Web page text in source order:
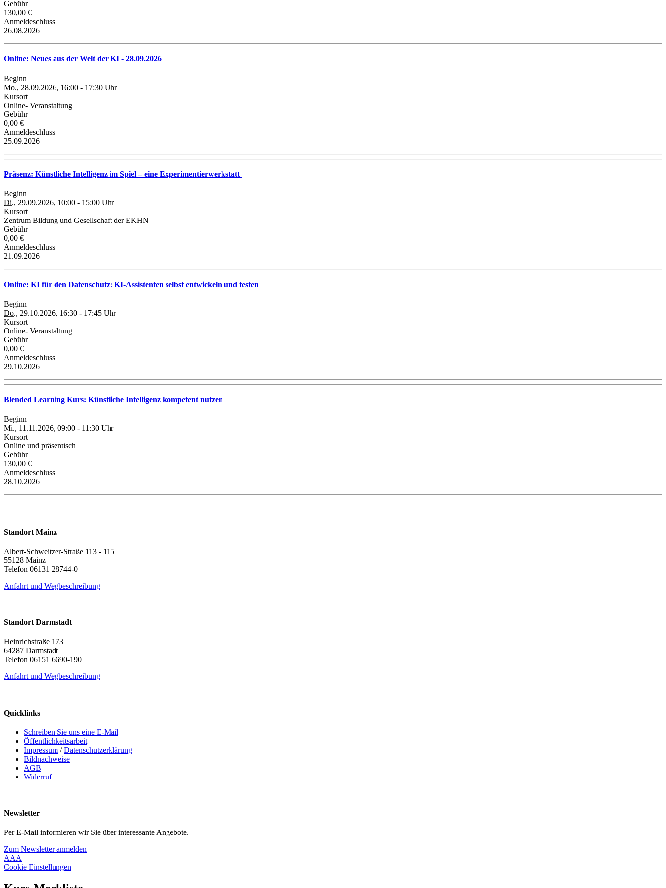
Gebühr
130,00 €
Anmeldeschluss
26.08.2026
Online: Neues aus der Welt der KI - 28.09.2026
Beginn
Mo., 28.09.2026, 16:00 - 17:30 Uhr
Kursort
Online- Veranstaltung
Gebühr
0,00 €
Anmeldeschluss
25.09.2026
Präsenz: Künstliche Intelligenz im Spiel – eine Experimentierwerkstatt
Beginn
Di., 29.09.2026, 10:00 - 15:00 Uhr
Kursort
Zentrum Bildung und Gesellschaft der EKHN
Gebühr
0,00 €
Anmeldeschluss
21.09.2026
Online: KI für den Datenschutz: KI-Assistenten selbst entwickeln und testen
Beginn
Do., 29.10.2026, 16:30 - 17:45 Uhr
Kursort
Online- Veranstaltung
Gebühr
0,00 €
Anmeldeschluss
29.10.2026
Blended Learning Kurs: Künstliche Intelligenz kompetent nutzen
Beginn
Mi., 11.11.2026, 09:00 - 11:30 Uhr
Kursort
Online und präsentisch
Gebühr
130,00 €
Anmeldeschluss
28.10.2026
Standort Mainz
Albert-Schweitzer-Straße 113 - 115
55128 Mainz
Telefon 06131 28744-0
Anfahrt und Wegbeschreibung
Standort Darmstadt
Heinrichstraße 173
64287 Darmstadt
Telefon 06151 6690-190
Anfahrt und Wegbeschreibung
Quicklinks
Schreiben Sie uns eine E-Mail
Öffentlichkeitsarbeit
Impressum /Datenschutzerklärung
Bildnachweise
AGB
Widerruf
Newsletter
Per E-Mail informieren wir Sie über interessante Angebote.
Zum Newsletter anmelden
AAA
Cookie Einstellungen